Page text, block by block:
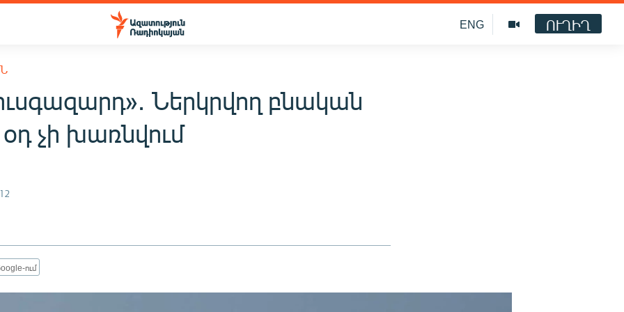
ENG ՈՒՂԻՂ
Ներկրվող բնական
չի խառնվում
ում